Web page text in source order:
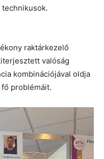
raktárkezelő
valóság
kombinációjával oldja
problémáit.